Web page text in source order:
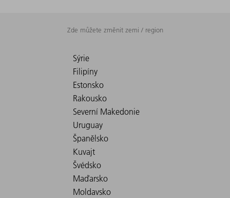
Zde můžete změnit zemi / region